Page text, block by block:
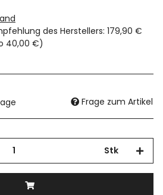
des Herstellers: 179,90 €
40,00 €)
Frage zum Artikel
Stk